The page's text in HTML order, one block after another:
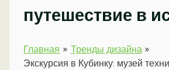
путешествие в
Главная
Тренды дизайна
Экскурсия в Кубинку: музей